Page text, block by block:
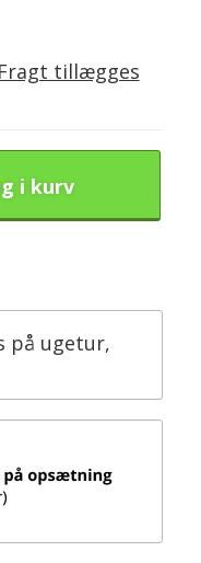
Fragt tillægges
i kurv
på ugetur,